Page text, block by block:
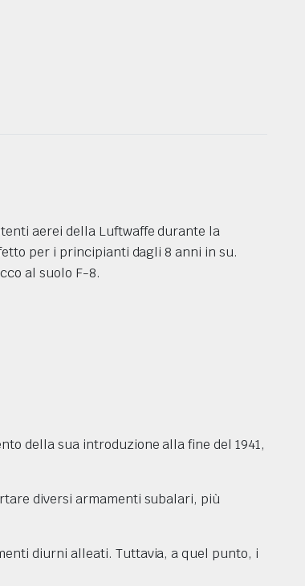
aerei della Luftwaffe durante la
per i principianti dagli 8 anni in su.
al suolo F-8.
della sua introduzione alla fine del 1941,
diversi armamenti subalari, più
diurni alleati. Tuttavia, a quel punto, i